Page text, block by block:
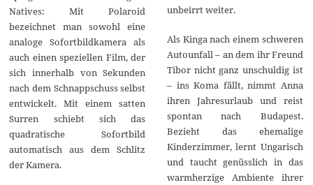
Natives: Mit Polaroid
bezeichnet man sowohl eine
analoge Sofortbildkamera als
auch einen speziellen Film, der
sich innerhalb von Sekunden
nach dem Schnappschuss selbst
entwickelt. Mit einem satten
Surren schiebt sich das
quadratische Sofortbild
automatisch aus dem Schlitz
der Kamera.
unbeirrt weiter.
Als Kinga nach einem schweren
Autounfall – an dem ihr Freund
Tibor nicht ganz unschuldig ist
– ins Koma fällt, nimmt Anna
ihren Jahresurlaub und reist
spontan nach Budapest.
Bezieht das ehemalige
Kinderzimmer, lernt Ungarisch
und taucht genüsslich in das
warmherzige Ambiente ihrer